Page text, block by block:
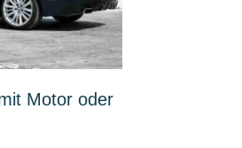
Motor oder